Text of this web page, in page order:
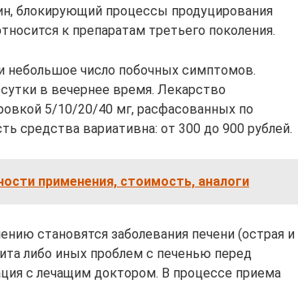
блокирующий процессы продуцирования
к препаратам третьего поколения.
небольшое число побочных симптомов.
в вечернее время. Лекарство
5/10/20/40 мг, расфасованных по
средства вариативна: от 300 до 900 рублей.
применения, стоимость, аналоги
становятся заболевания печени (острая и
либо иных проблем с печенью перед
с лечащим доктором. В процессе приема